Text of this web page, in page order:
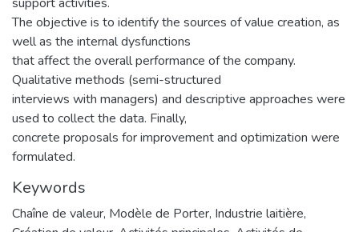
The objective is to identify the sources of value creation, as
well as the internal dysfunctions
that affect the overall performance of the company.
Qualitative methods (semi-structured
interviews with managers) and descriptive approaches were
used to collect the data. Finally,
concrete proposals for improvement and optimization were
formulated.
Keywords
Chaîne de valeur, Modèle de Porter, Industrie laitière,